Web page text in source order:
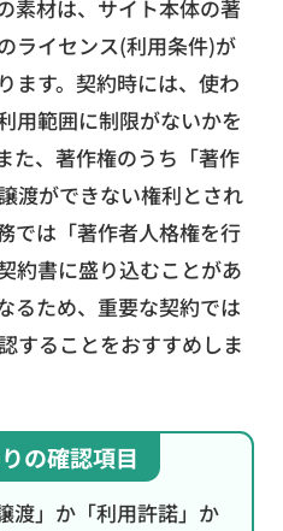
素材は、サイト本体の著
ライセンス(利用条件)が
ます。契約時には、使わ
用範囲に制限がないかを
た、著作権のうち「著作
渡ができない権利とされ
では「著作者人格権を行
約書に盛り込むことがあ
るため、重要な契約では
することをおすすめしま
の確認項目
渡」か「利用許諾」か